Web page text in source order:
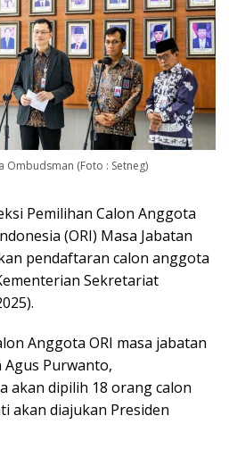
Ombudsman (Foto : Setneg)
Pemilihan Calon Anggota
(ORI) Masa Jabatan
pendaftaran calon anggota
Sekretariat
Anggota ORI masa jabatan
Agus Purwanto,
akan dipilih 18 orang calon
akan diajukan Presiden